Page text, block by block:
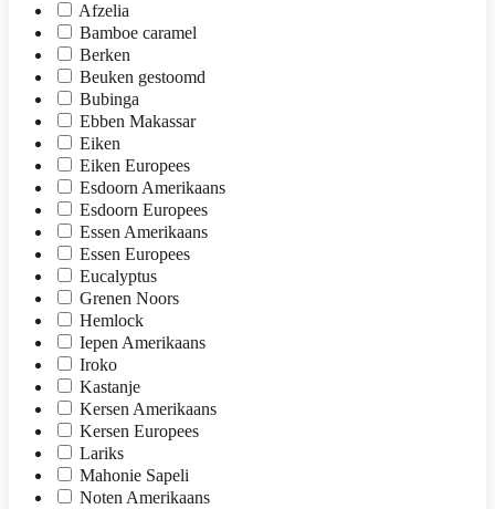
Afzelia
Bamboe caramel
Berken
Beuken gestoomd
Bubinga
Ebben Makassar
Eiken
Eiken Europees
Esdoorn Amerikaans
Esdoorn Europees
Essen Amerikaans
Essen Europees
Eucalyptus
Grenen Noors
Hemlock
Iepen Amerikaans
Iroko
Kastanje
Kersen Amerikaans
Kersen Europees
Lariks
Mahonie Sapeli
Noten Amerikaans